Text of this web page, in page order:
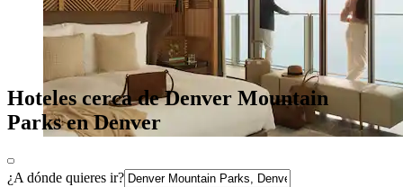
Hoteles cerca de Denver Mountain
Parks en Denver
¿A dónde quieres ir?